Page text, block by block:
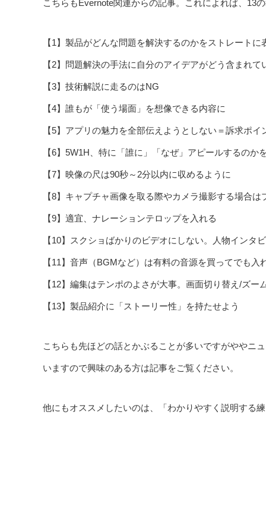
こちらもEvernote関連からの記事。これによれば、13
【1】製品がどんな問題を解決するのかをストレートに
【2】問題解決の手法に自分のアイデアがどう含まれて
【3】技術解説に走るのはNG
【4】誰もが「使う場面」を想像できる内容に
【5】アプリの魅力を全部伝えようとしない＝訴求ポイ
【6】5W1H、特に「誰に」「なぜ」アピールするのか
【7】映像の尺は90秒～2分以内に収めるように
【8】キャプチャ画像を取る際やカメラ撮影する場合
【9】適宜、ナレーションテロップを入れる
【10】スクショばかりのビデオにしない。人物インタ
【11】音声（BGMなど）は有料の音源を買ってでも入
【12】編集はテンポのよさが大事。画面切り替え/ズー
【13】製品紹介に「ストーリー性」を持たせよう
こちらも先ほどの話とかぶることが多いですがややニ
いますので興味のある方は記事をご覧ください。
他にもオススメしたいのは、「わかりやすく説明する